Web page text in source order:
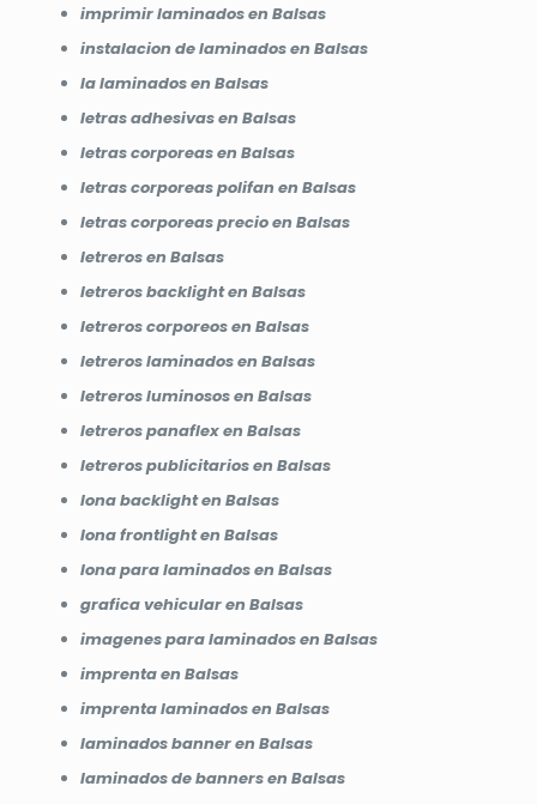
imprimir laminados en Balsas
instalacion de laminados en Balsas
la laminados en Balsas
letras adhesivas en Balsas
letras corporeas en Balsas
letras corporeas polifan en Balsas
letras corporeas precio en Balsas
letreros en Balsas
letreros backlight en Balsas
letreros corporeos en Balsas
letreros laminados en Balsas
letreros luminosos en Balsas
letreros panaflex en Balsas
letreros publicitarios en Balsas
lona backlight en Balsas
lona frontlight en Balsas
lona para laminados en Balsas
grafica vehicular en Balsas
imagenes para laminados en Balsas
imprenta en Balsas
imprenta laminados en Balsas
laminados banner en Balsas
laminados de banners en Balsas